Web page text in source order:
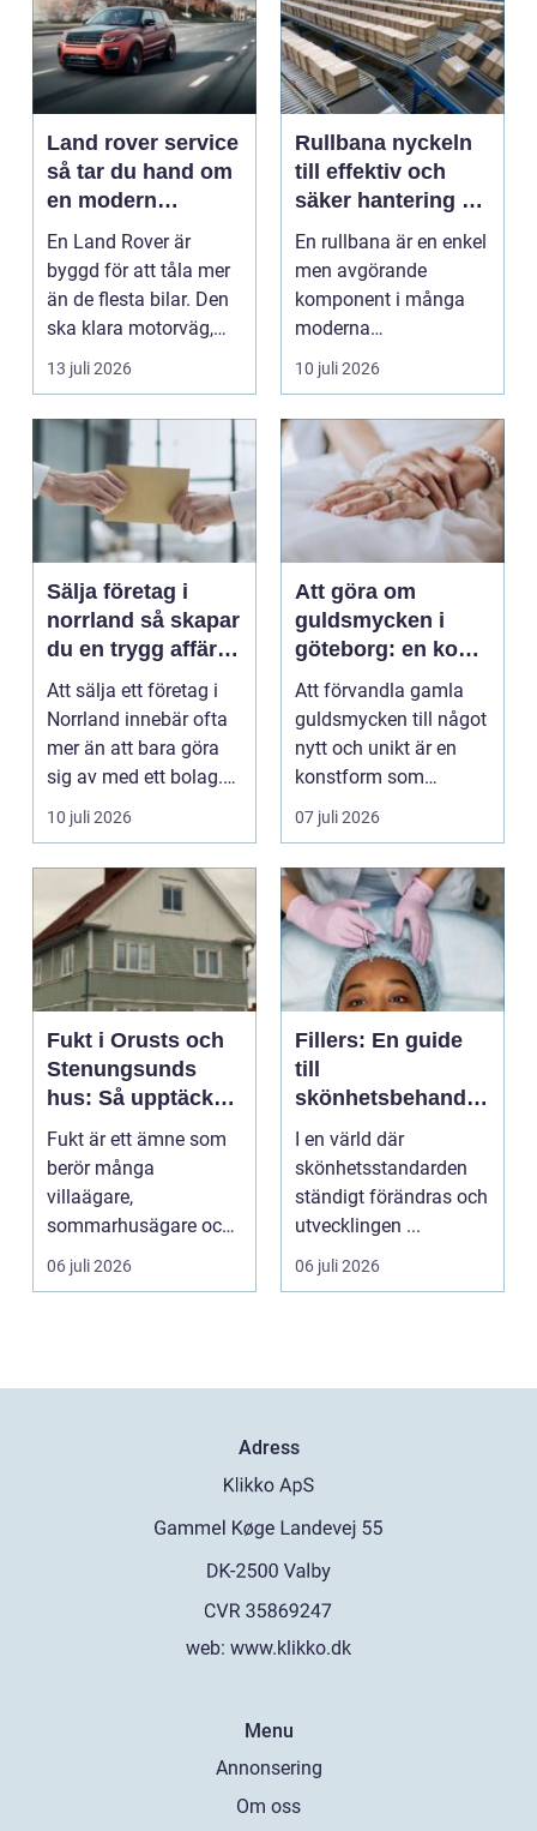
Land rover service
så tar du hand om
en modern
klassiker
En Land Rover är
byggd för att tåla mer
än de flesta bilar. Den
ska klara motorväg,
stadstrafik, gru...
13 juli 2026
Rullbana nyckeln
till effektiv och
säker hantering av
gods
En rullbana är en enkel
men avgörande
komponent i många
moderna
verksamheter. Den
används för att fl...
10 juli 2026
Sälja företag i
norrland så skapar
du en trygg affär
från start till mål
Att sälja ett företag i
Norrland innebär ofta
mer än att bara göra
sig av med ett bolag.
För många ä...
10 juli 2026
Att göra om
guldsmycken i
göteborg: en konst
att förnya det
gamla
Att förvandla gamla
guldsmycken till något
nytt och unikt är en
konstform som
kombinerar
traditionel...
07 juli 2026
Fukt i Orusts och
Stenungsunds
hus: Så upptäcker
och åtgärdar du
problemet
Fukt är ett ämne som
berör många
villaägare,
sommarhusägare och
bosta...
06 juli 2026
Fillers: En guide
till
skönhetsbehandli
ngar i Stockholm
I en värld där
skönhetsstandarden
ständigt förändras och
utvecklingen ...
06 juli 2026
Adress
web: www.klikko.dk
Menu
Annonsering
Om oss